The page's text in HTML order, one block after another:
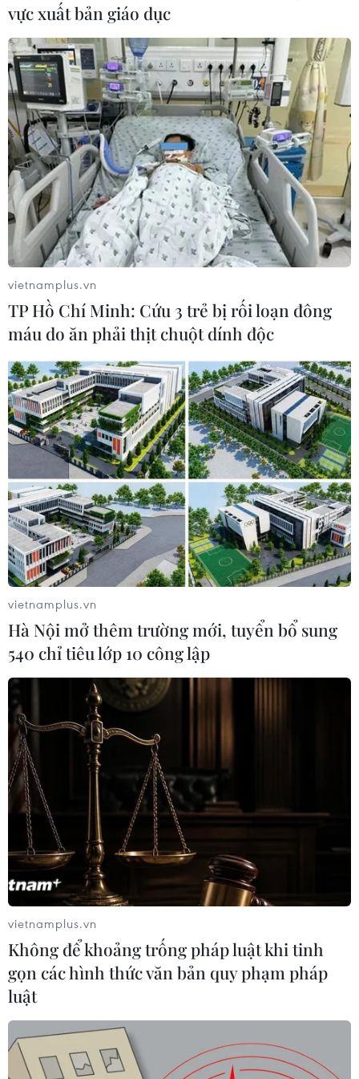
#Hội đồng Bảo an
#ủy viên không thường trực
#Hàn Quốc
#Liên hợp quốc Hàn Quốc
Theo dõi VietnamPlus
TIN LIÊN QUAN
Việt Nam họp tổng kết tháng Chủ tịch Hội
đồng Bảo an Liên hợp quốc
30/04/2021 03:11
Đại diện các nước thành viên Liên hợp quốc đánh giá
cao các hoạt động ưu tiên của Việt Nam, đặc biệt là
việc thúc đẩy sự quan tâm của Hội đồng Bảo an tới khía
cạnh nhân đạo và bảo vệ thường dân.
vực xuất bản giáo dục
vietnamplus.vn
TP Hồ Chí Minh: Cứu 3 trẻ bị rối loạn đông
máu do ăn phải thịt chuột dính độc
vietnamplus.vn
Hà Nội mở thêm trường mới, tuyển bổ sung
540 chỉ tiêu lớp 10 công lập
vietnamplus.vn
Không để khoảng trống pháp luật khi tinh
gọn các hình thức văn bản quy phạm pháp
luật